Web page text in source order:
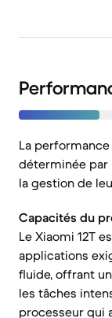
La
déterminée par
la gestion de
Capacités du
Le Xiaomi 12T
applications
fluide, offrant
les tâches
processeur qui